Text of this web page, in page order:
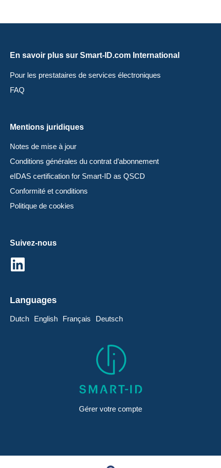
En savoir plus sur Smart-ID.com International
Pour les prestataires de services électroniques
FAQ
Mentions juridiques
Notes de mise à jour
Conditions générales du contrat d’abonnement
eIDAS certification for Smart-ID as QSCD
Conformité et conditions
Politique de cookies
Suivez-nous
Languages
Dutch English Français Deutsch
Gérer votre compte